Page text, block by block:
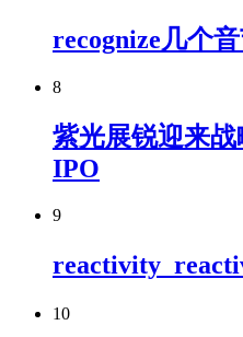
recognize几个
8
紫光展锐迎来
IPO
9
10